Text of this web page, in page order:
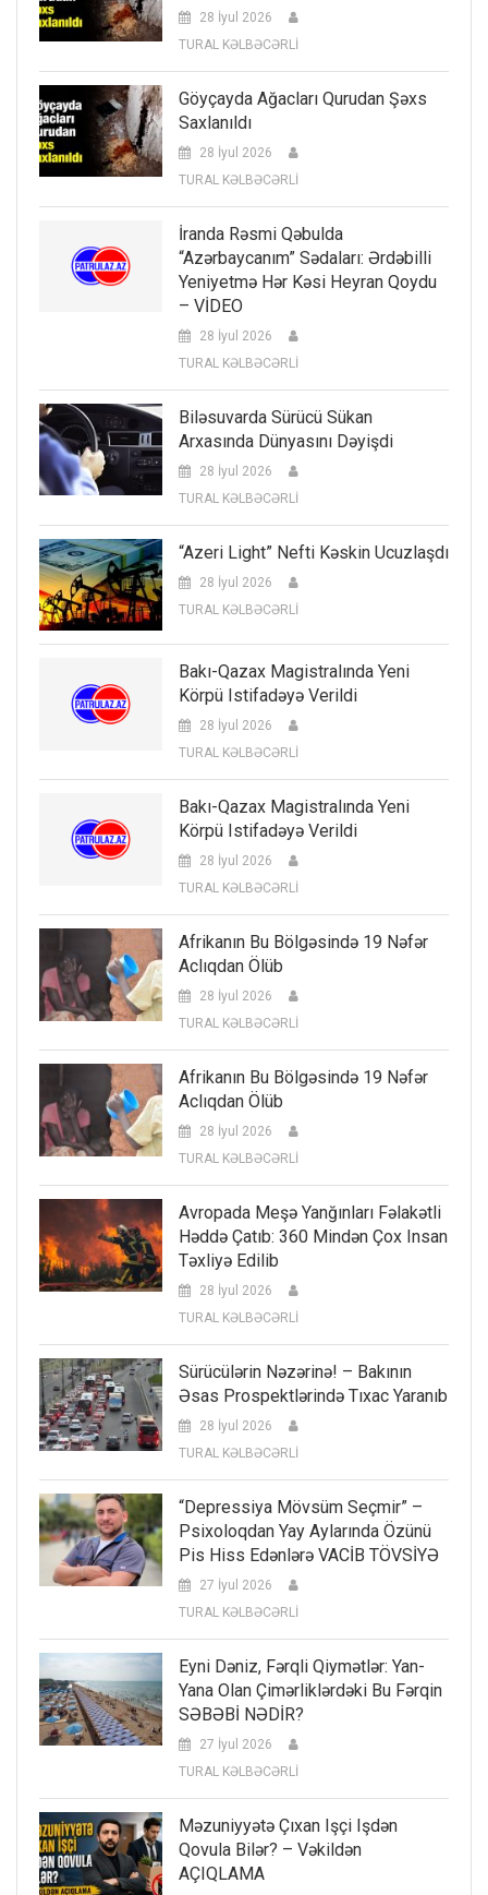
28 İyul 2026
TURAL KƏLBƏCƏRLİ
Göyçayda Ağacları Qurudan Şəxs
Saxlanıldı
28 İyul 2026
TURAL KƏLBƏCƏRLİ
İranda Rəsmi Qəbulda
“Azərbaycanım” Sədaları: Ərdəbilli
Yeniyetmə Hər Kəsi Heyran Qoydu
– VİDEO
28 İyul 2026
TURAL KƏLBƏCƏRLİ
Biləsuvarda Sürücü Sükan
Arxasında Dünyasını Dəyişdi
28 İyul 2026
TURAL KƏLBƏCƏRLİ
“Azeri Light” Nefti Kəskin Ucuzlaşdı
28 İyul 2026
TURAL KƏLBƏCƏRLİ
Bakı-Qazax Magistralında Yeni
Körpü Istifadəyə Verildi
28 İyul 2026
TURAL KƏLBƏCƏRLİ
Bakı-Qazax Magistralında Yeni
Körpü Istifadəyə Verildi
28 İyul 2026
TURAL KƏLBƏCƏRLİ
Afrikanın Bu Bölgəsində 19 Nəfər
Aclıqdan Ölüb
28 İyul 2026
TURAL KƏLBƏCƏRLİ
Afrikanın Bu Bölgəsində 19 Nəfər
Aclıqdan Ölüb
28 İyul 2026
TURAL KƏLBƏCƏRLİ
Avropada Meşə Yanğınları Fəlakətli
Həddə Çatıb: 360 Mindən Çox Insan
Təxliyə Edilib
28 İyul 2026
TURAL KƏLBƏCƏRLİ
Sürücülərin Nəzərinə! – Bakının
Əsas Prospektlərində Tıxac Yaranıb
28 İyul 2026
TURAL KƏLBƏCƏRLİ
“Depressiya Mövsüm Seçmir” –
Psixoloqdan Yay Aylarında Özünü
Pis Hiss Edənlərə VACİB TÖVSİYƏ
27 İyul 2026
TURAL KƏLBƏCƏRLİ
Eyni Dəniz, Fərqli Qiymətlər: Yan-
Yana Olan Çimərliklərdəki Bu Fərqin
SƏBƏBİ NƏDİR?
27 İyul 2026
TURAL KƏLBƏCƏRLİ
Məzuniyyətə Çıxan Işçi Işdən
Qovula Bilər? – Vəkildən
AÇIQLAMA